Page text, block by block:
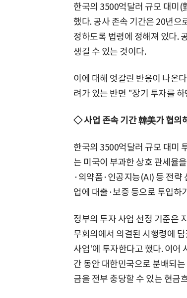
한국의 3500억달러 규모 대미
했다. 공사 존속 기간은 20년으
정하도록 법령에 정해져 있다.
생길 수 있는 것이다.
이에 대해 엇갈린 반응이 나온
려가 있는 반면 "장기 투자를
◇ 사업 존속 기간 韓美가 협의
한국의 3500억달러 규모 대미
는 미국이 부과한 상호 관세율
·의약품·인공지능(AI) 등 전략
업에 대출·보증 등으로 투입하
정부의 투자 사업 선정 기준은
무회의에서 의결된 시행령에
사업'에 투자한다고 했다. 이어
간 동안 대한민국으로 분배되
금을 전부 충당할 수 있는 현금